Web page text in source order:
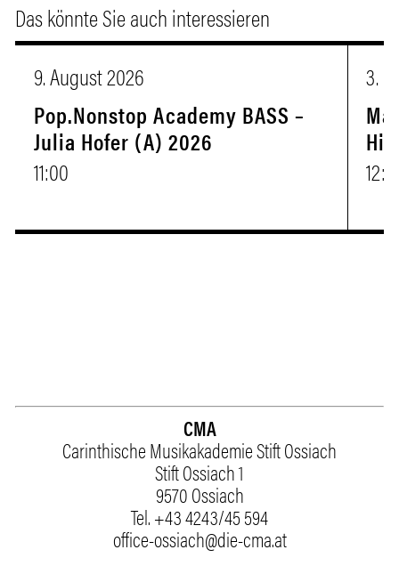
Das könnte Sie auch interessieren
9. August 2026
Pop.Nonstop Academy BASS –
Julia Hofer (A) 2026
11:00
3.
CMA
Carinthische Musikakademie Stift Ossiach
Stift Ossiach 1
9570 Ossiach
Tel.+43 4243/45 594
office-ossiach@die-cma.at